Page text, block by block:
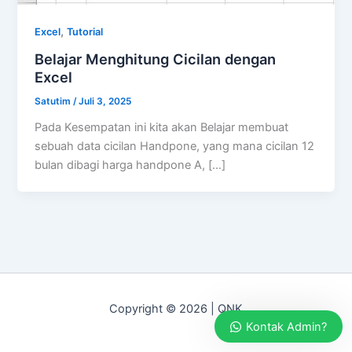
Excel,Tutorial
Belajar Menghitung Cicilan dengan
Excel
Satutim/Juli 3, 2025
Pada Kesempatan ini kita akan Belajar membuat
sebuah data cicilan Handpone, yang mana cicilan 12
bulan dibagi harga handpone A, […]
Copyright © 2026 | QNK
Kontak Admin?